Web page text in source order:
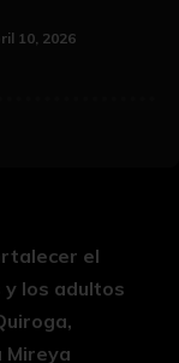
10, 2026
el
los adultos
Mireya